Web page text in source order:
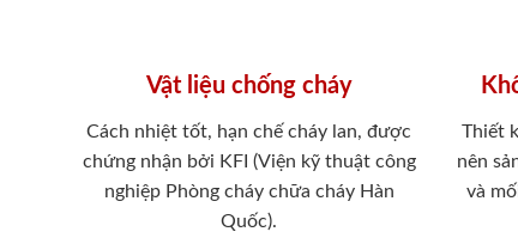
Vật liệu chống cháy
Cách nhiệt tốt, hạn chế cháy lan, được
chứng nhận bởi KFI (Viện kỹ thuật công
nghiệp Phòng cháy chữa cháy Hàn
Quốc).
Thiết
nên
và